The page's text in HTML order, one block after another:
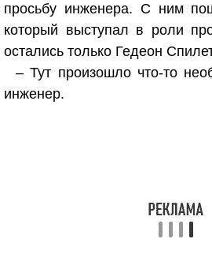
просьбу инженера. С ним
который выступал в роли
остались только Гедеон
– Тут произошло что-то
инженер.